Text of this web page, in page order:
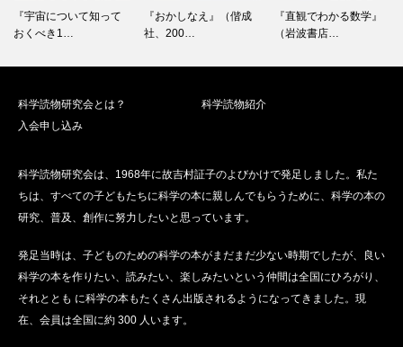
『宇宙について知って
おくべき1…
『おかしなえ』（偕成
社、200…
『直観でわかる数学』
（岩波書店…
科学読物研究会とは？
科学読物紹介
入会申し込み
科学読物研究会は、1968年に故吉村証子のよびかけで発足しました。私た
ちは、すべての子どもたちに科学の本に親しんでもらうために、科学の本の
研究、普及、創作に努力したいと思っています。
発足当時は、子どものための科学の本がまだまだ少ない時期でしたが、良い
科学の本を作りたい、読みたい、楽しみたいという仲間は全国にひろがり、
それととも に科学の本もたくさん出版されるようになってきました。現
在、会員は全国に約 300 人います。